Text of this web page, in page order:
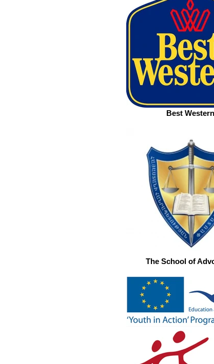
Best Western
The School of